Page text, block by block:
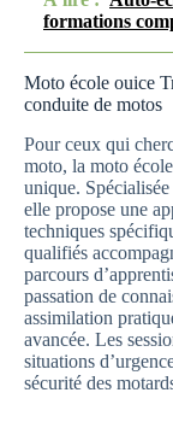
formations
Moto école ouice
conduite de motos
Pour ceux qui
moto, la moto
unique.
elle propose une
techniques
qualifiés
parcours
passation de
assimilation
avancée. Les
situations
sécurité des